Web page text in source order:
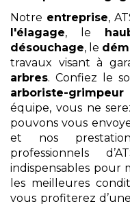
Notre entreprise,
l'élagage, le
désouchage, le
travaux visant à
arbres. Confiez le
arboriste-grimpeur
équipe, vous ne
pouvons vous
et nos
professionnels
indispensables pour
les meilleures
vous profiterez